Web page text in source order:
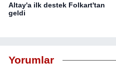
Altay'a ilk destek Folkart'tan
geldi
Yorumlar